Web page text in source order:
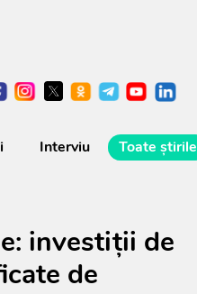
Interviu Toate știrile
investiții de
de